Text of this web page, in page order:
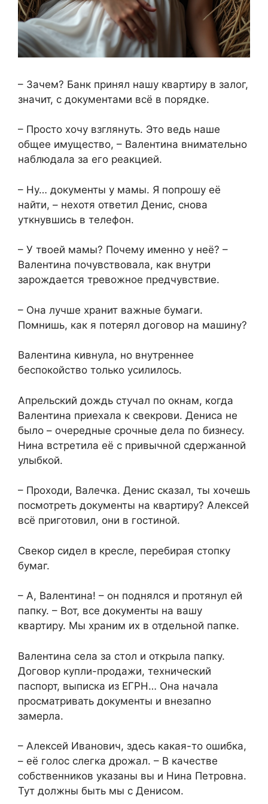
– Зачем? Банк принял нашу квартиру в залог,
значит, с документами всё в порядке.
– Просто хочу взглянуть. Это ведь наше
общее имущество, – Валентина внимательно
наблюдала за его реакцией.
– Ну… документы у мамы. Я попрошу её
найти, – нехотя ответил Денис, снова
уткнувшись в телефон.
– У твоей мамы? Почему именно у неё? –
Валентина почувствовала, как внутри
зарождается тревожное предчувствие.
– Она лучше хранит важные бумаги.
Помнишь, как я потерял договор на машину?
Валентина кивнула, но внутреннее
беспокойство только усилилось.
Апрельский дождь стучал по окнам, когда
Валентина приехала к свекрови. Дениса не
было – очередные срочные дела по бизнесу.
Нина встретила её с привычной сдержанной
улыбкой.
– Проходи, Валечка. Денис сказал, ты хочешь
посмотреть документы на квартиру? Алексей
всё приготовил, они в гостиной.
Свекор сидел в кресле, перебирая стопку
бумаг.
– А, Валентина! – он поднялся и протянул ей
папку. – Вот, все документы на вашу
квартиру. Мы храним их в отдельной папке.
Валентина села за стол и открыла папку.
Договор купли-продажи, технический
паспорт, выписка из ЕГРН… Она начала
просматривать документы и внезапно
замерла.
– Алексей Иванович, здесь какая-то ошибка,
– её голос слегка дрожал. – В качестве
собственников указаны вы и Нина Петровна.
Тут должны быть мы с Денисом.